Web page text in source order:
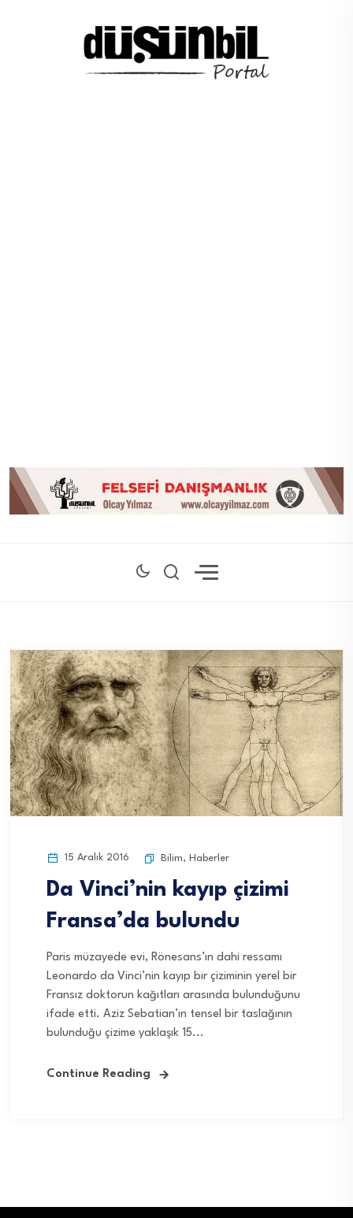
15 Aralık 2016 Bilim, Haberler
Da Vinci’nin kayıp çizimi
Fransa’da bulundu
Paris müzayede evi, Rönesans’ın dahi ressamı
Leonardo da Vinci’nin kayıp bir çiziminin yerel bir
Fransız doktorun kağıtları arasında bulunduğunu
ifade etti. Aziz Sebatian’ın tensel bir taslağının
bulunduğu çizime yaklaşık 15...
Continue Reading